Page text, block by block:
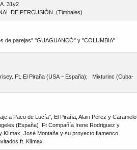
31y2
DE PERCUSIÓN. (Timbales)
de parejas" "GUAGUANCÓ" y "COLUMBIA"
Ft. El Piraña (USA – España); Mixturinc (Cuba-
a Paco de Lucía", El Piraña, Alain Pérez y Caramelo
(España) Ft Compañía Irene Rodriguez y
Klímax, José Montaña y su proyecto flamenco
ft. Klímax